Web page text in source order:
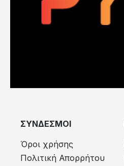
ΣΥΝΔΕΣΜΟΙ
Όροι χρήσης
Πολιτική Απορρήτου